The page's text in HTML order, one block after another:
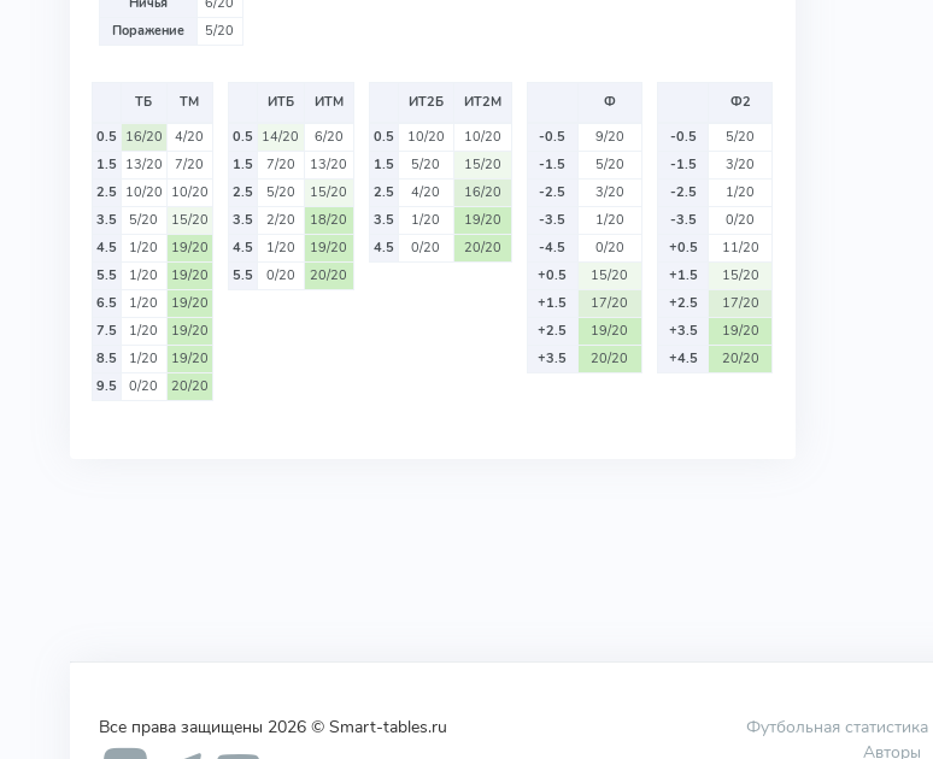
Поражение
5/20
ТБ
ТМ
0.5 16/20
4/20
1.5 13/20
7/20
2.5 10/20 10/20
3.5
5/20
15/20
4.5
1/20
19/20
5.5
1/20
19/20
6.5
1/20
19/20
7.5
1/20
19/20
8.5
1/20
19/20
9.5
0/20 20/20
ИТБ
ИТМ
0.5 14/20
6/20
1.5
7/20
13/20
2.5
5/20
15/20
3.5
2/20
18/20
4.5
1/20
19/20
5.5
0/20 20/20
ИТ2Б
ИТ2М
0.5
10/20
10/20
1.5
5/20
15/20
2.5
4/20
16/20
3.5
1/20
19/20
4.5
0/20 20/20
Ф
-0.5
9/20
-1.5
5/20
-2.5
3/20
-3.5
1/20
-4.5
0/20
+0.5
15/20
+1.5
17/20
+2.5
19/20
+3.5
20/20
Ф2
-0.5
5/20
-1.5
3/20
-2.5
1/20
-3.5
0/20
+0.5
11/20
+1.5
15/20
+2.5
17/20
+3.5
19/20
+4.5
20/20
Все права защищены 2026 © Smart-tables.ru Футбольная статистика
Авторы